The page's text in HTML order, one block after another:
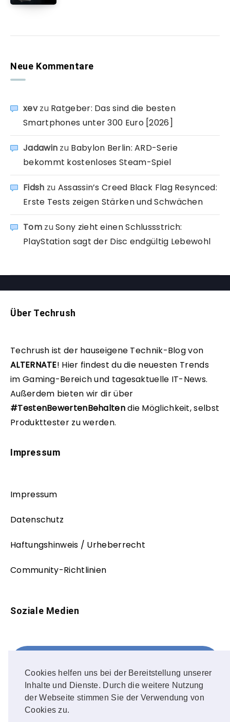
Cookies helfen uns bei der Bereitstellung unserer
Inhalte und Dienste. Durch die weitere Nutzung
der Webseite stimmen Sie der Verwendung von
Cookies zu.
Neue Kommentare
xevzu Ratgeber: Das sind die besten
Smartphones unter 300 Euro [2026]
Jadawin zu Babylon Berlin: ARD-Serie
bekommt kostenloses Steam-Spiel
Fidsh zu Assassin’s Creed Black Flag Resynced:
Erste Tests zeigen Stärken und Schwächen
TomzuSony zieht einen Schlussstrich:
PlayStation sagt der Disc endgültig Lebewohl
Über Techrush
Techrush ist der hauseigene Technik-Blog von
ALTERNATE! Hier findest du die neuesten Trends
im Gaming-Bereich und tagesaktuelle IT-News.
Außerdem bieten wir dir über
#TestenBewertenBehaltendie Möglichkeit, selbst
Produkttester zu werden.
Impressum
Impressum
Datenschutz
Haftungshinweis / Urheberrecht
Community-Richtlinien
Soziale Medien
FOLLOW ME!
Instagram
OUR PHOTOS!